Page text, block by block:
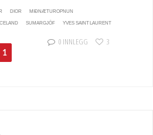
DIOR MIÐNÆTUROPNUN
SUMARGJÖF YVES SAINT LAURENT
Pin
1
0 INNLEGG 3